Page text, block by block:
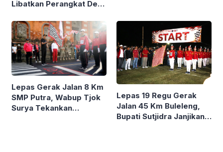
Libatkan Perangkat Desa
Kekerasan
Lepas Gerak Jalan 8 Km
SMP Putra, Wabup Tjok
Surya Tekankan
Lepas 19 Regu Gerak
Jalan 45 Km Buleleng,
Bupati Sutjidra Janjikan